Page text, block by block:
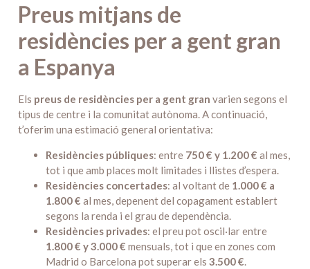
Preus mitjans de
residències per a gent gran
a Espanya
Els preus de residències per a gent gran varien segons el
tipus de centre i la comunitat autònoma. A continuació,
t’oferim una estimació general orientativa:
Residències públiques: entre 750 € y 1.200 € al mes,
tot i que amb places molt limitades i llistes d’espera.
Residències concertades: al voltant de 1.000 € a
1.800 € al mes, depenent del copagament establert
segons la renda i el grau de dependència.
Residències privades: el preu pot oscil·lar entre
1.800 € y 3.000 € mensuals, tot i que en zones com
Madrid o Barcelona pot superar els 3.500 €